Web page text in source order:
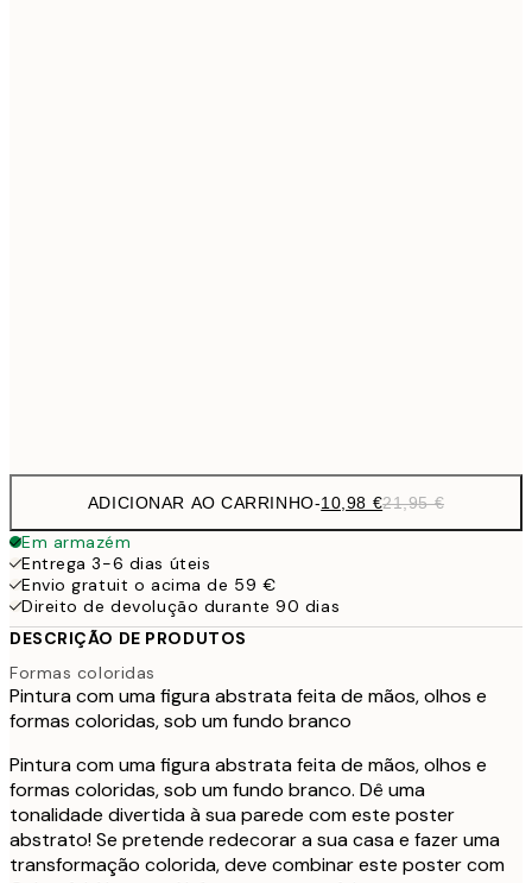
ADICIONAR AO CARRINHO-10,98 €21,95 €
Em armazém
Entrega 3-6 dias úteis
Envio gratuit o acima de 59 €
Direito de devolução durante 90 dias
DESCRIÇÃO DE PRODUTOS
Formas coloridas
Pintura com uma figura abstrata feita de mãos, olhos e
formas coloridas, sob um fundo branco
Pintura com uma figura abstrata feita de mãos, olhos e
formas coloridas, sob um fundo branco. Dê uma
tonalidade divertida à sua parede com este poster
abstrato! Se pretende redecorar a sua casa e fazer uma
transformação colorida, deve combinar este poster com